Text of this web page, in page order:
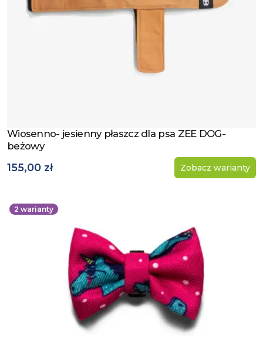
Zobacz produkt
Wiosenno- jesienny płaszcz dla psa ZEE DOG-
beżowy
155,00 zł Zobacz warianty
2 warianty